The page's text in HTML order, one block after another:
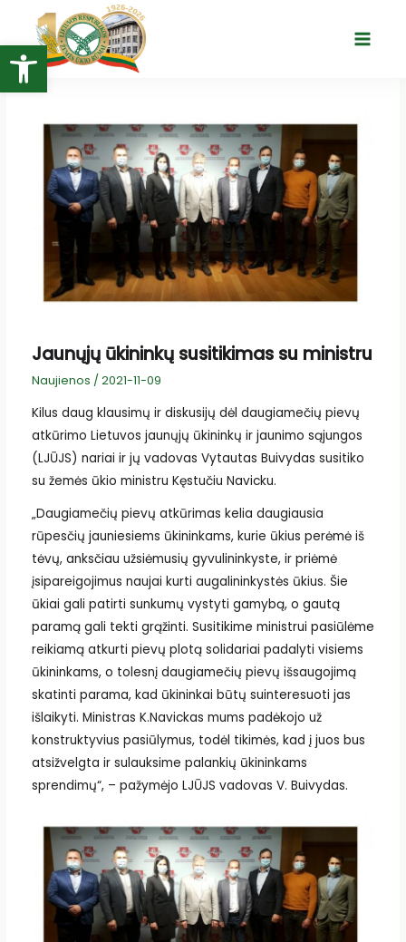
Open toolbar
turinio
Main
Jaunųjų ūkininkų susitikimas su ministru
Naujienos / 2021-11-09
Kilus daug klausimų ir diskusijų dėl daugiamečių pievų
atkūrimo Lietuvos jaunųjų ūkininkų ir jaunimo sąjungos
(LJŪJS) nariai ir jų vadovas Vytautas Buivydas susitiko
su žemės ūkio ministru Kęstučiu Navicku.
„Daugiamečių pievų atkūrimas kelia daugiausia
rūpesčių jauniesiems ūkininkams, kurie ūkius perėmė iš
tėvų, anksčiau užsiėmusių gyvulininkyste, ir priėmė
įsipareigojimus naujai kurti augalininkystės ūkius. Šie
ūkiai gali patirti sunkumų vystyti gamybą, o gautą
paramą gali tekti grąžinti. Susitikime ministrui pasiūlėme
reikiamą atkurti pievų plotą solidariai padalyti visiems
ūkininkams, o tolesnį daugiamečių pievų išsaugojimą
skatinti parama, kad ūkininkai būtų suinteresuoti jas
išlaikyti. Ministras K.Navickas mums padėkojo už
konstruktyvius pasiūlymus, todėl tikimės, kad į juos bus
atsižvelgta ir sulauksime palankių ūkininkams
sprendimų“, – pažymėjo LJŪJS vadovas V. Buivydas.